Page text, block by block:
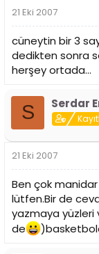
21 Eki 2007
cüneytin bir 3
dedikten sonra
herşey ortada...
S Serdar
21 Eki 2007
Ben çok manidar
lütfen.Bir de
yazmaya yüzleri
de